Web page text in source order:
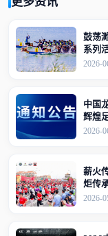
鼓荡
系列
2026-
中国
辉煌
（江
2026-
薪火
炬传
2026-